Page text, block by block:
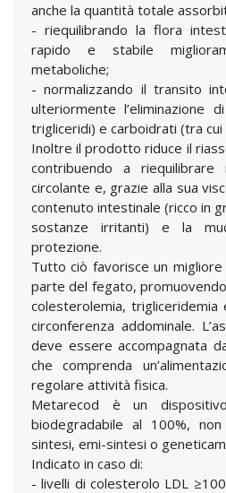
anche la quantità totale
- riequilibrando la flora
rapido e stabile
metaboliche;
- normalizzando il transito
ulteriormente l’eliminazione
trigliceridi) e carboidrati (tra cui
Inoltre il prodotto riduce il
contribuendo a
circolante e, grazie alla sua
contenuto intestinale (ricco in
sostanze irritanti) e la
protezione.
Tutto ciò favorisce un
parte del fegato,
colesterolemia, trigliceridemia
circonferenza addominale.
deve essere accompagnata
che comprenda
regolare attività fisica.
Metarecod è un
biodegradabile al 100%,
sintesi, emi-sintesi o
Indicato in caso di:
- livelli di colesterolo LDL